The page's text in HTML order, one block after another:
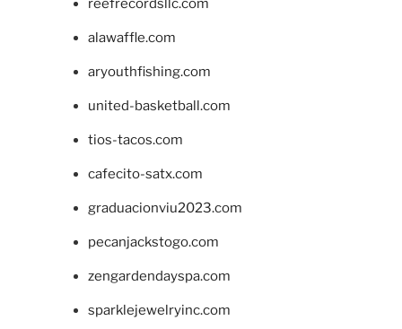
reefrecordsllc.com
alawaffle.com
aryouthfishing.com
united-basketball.com
tios-tacos.com
cafecito-satx.com
graduacionviu2023.com
pecanjackstogo.com
zengardendayspa.com
sparklejewelryinc.com